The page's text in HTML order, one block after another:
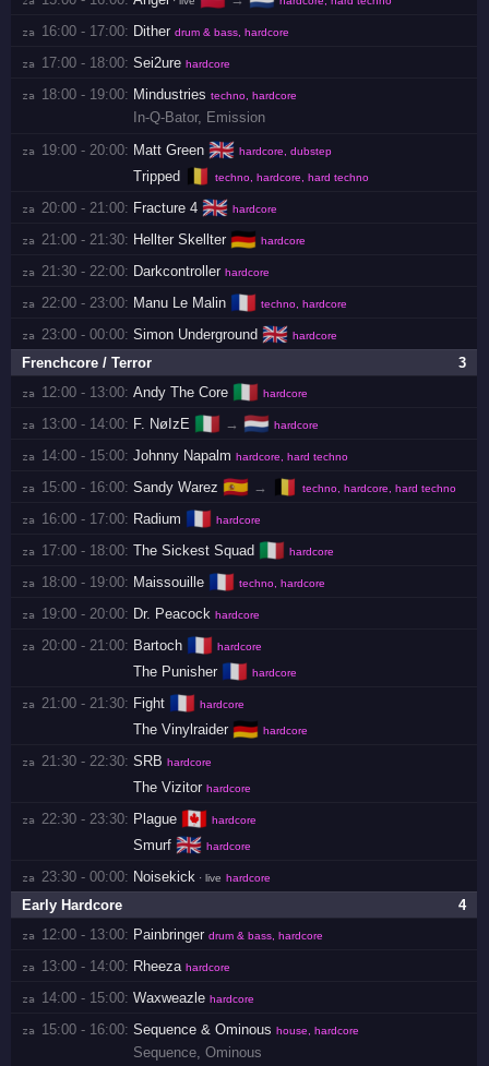
za 16:00 - 17:00: Dither drum & bass, hardcore
za 17:00 - 18:00: Sei2ure hardcore
za 18:00 - 19:00: Mindustries techno, hardcore
In-Q-Bator, Emission
za 19:00 - 20:00: Matt Green 🇬🇧 hardcore, dubstep
Tripped 🇧🇪 techno, hardcore, hard techno
za 20:00 - 21:00: Fracture 4 🇬🇧 hardcore
za 21:00 - 21:30: Hellter Skellter 🇩🇪 hardcore
za 21:30 - 22:00: Darkcontroller hardcore
za 22:00 - 23:00: Manu Le Malin 🇫🇷 techno, hardcore
za 23:00 - 00:00: Simon Underground 🇬🇧 hardcore
3
Frenchcore / Terror
za 12:00 - 13:00: Andy The Core 🇮🇹 hardcore
za 13:00 - 14:00: F. NøIzE 🇮🇹 → 🇳🇱 hardcore
za 14:00 - 15:00: Johnny Napalm hardcore, hard techno
za 15:00 - 16:00: Sandy Warez 🇪🇸 → 🇧🇪 techno, hardcore, hard techno
za 16:00 - 17:00: Radium 🇫🇷 hardcore
za 17:00 - 18:00: The Sickest Squad 🇮🇹 hardcore
za 18:00 - 19:00: Maissouille 🇫🇷 techno, hardcore
za 19:00 - 20:00: Dr. Peacock hardcore
za 20:00 - 21:00: Bartoch 🇫🇷 hardcore
The Punisher 🇫🇷 hardcore
za 21:00 - 21:30: Fight 🇫🇷 hardcore
The Vinylraider 🇩🇪 hardcore
za 21:30 - 22:30: SRB hardcore
The Vizitor hardcore
za 22:30 - 23:30: Plague 🇨🇦 hardcore
Smurf 🇬🇧 hardcore
za 23:30 - 00:00: Noisekick · live hardcore
4
Early Hardcore
za 12:00 - 13:00: Painbringer drum & bass, hardcore
za 13:00 - 14:00: Rheeza hardcore
za 14:00 - 15:00: Waxweazle hardcore
za 15:00 - 16:00: Sequence & Ominous house, hardcore
Sequence,Ominous